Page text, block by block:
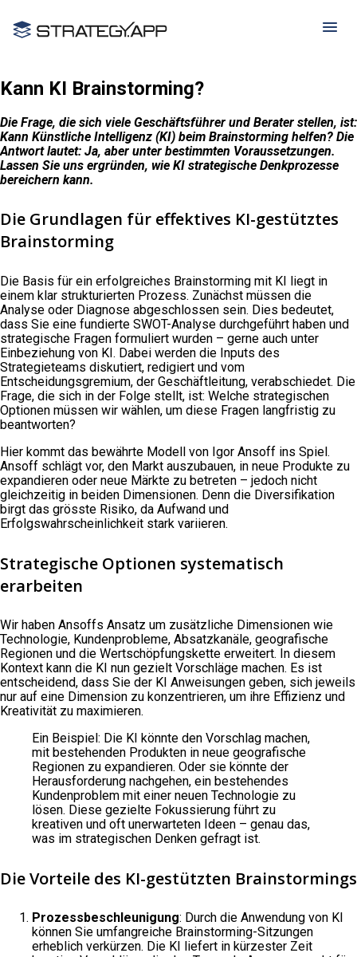
Kann KI Brainstorming?
Die Frage, die sich viele Geschäftsführer und Berater stellen, ist:
Kann Künstliche Intelligenz (KI) beim Brainstorming helfen? Die
Antwort lautet: Ja, aber unter bestimmten Voraussetzungen.
Lassen Sie uns ergründen, wie KI strategische Denkprozesse
bereichern kann.
Die Grundlagen für effektives KI-gestütztes
Brainstorming
Die Basis für ein erfolgreiches Brainstorming mit KI liegt in
einem klar strukturierten Prozess. Zunächst müssen die
Analyse oder Diagnose abgeschlossen sein. Dies bedeutet,
dass Sie eine fundierte SWOT-Analyse durchgeführt haben und
strategische Fragen formuliert wurden – gerne auch unter
Einbeziehung von KI. Dabei werden die Inputs des
Strategieteams diskutiert, redigiert und vom
Entscheidungsgremium, der Geschäftleitung, verabschiedet. Die
Frage, die sich in der Folge stellt, ist: Welche strategischen
Optionen müssen wir wählen, um diese Fragen langfristig zu
beantworten?
Hier kommt das bewährte Modell von Igor Ansoff ins Spiel.
Ansoff schlägt vor, den Markt auszubauen, in neue Produkte zu
expandieren oder neue Märkte zu betreten – jedoch nicht
gleichzeitig in beiden Dimensionen. Denn die Diversifikation
birgt das grösste Risiko, da Aufwand und
Erfolgswahrscheinlichkeit stark variieren.
Strategische Optionen systematisch
erarbeiten
Wir haben Ansoffs Ansatz um zusätzliche Dimensionen wie
Technologie, Kundenprobleme, Absatzkanäle, geografische
Regionen und die Wertschöpfungskette erweitert. In diesem
Kontext kann die KI nun gezielt Vorschläge machen. Es ist
entscheidend, dass Sie der KI Anweisungen geben, sich jeweils
nur auf eine Dimension zu konzentrieren, um ihre Effizienz und
Kreativität zu maximieren.
Ein Beispiel: Die KI könnte den Vorschlag machen,
mit bestehenden Produkten in neue geografische
Regionen zu expandieren. Oder sie könnte der
Herausforderung nachgehen, ein bestehendes
Kundenproblem mit einer neuen Technologie zu
lösen. Diese gezielte Fokussierung führt zu
kreativen und oft unerwarteten Ideen – genau das,
was im strategischen Denken gefragt ist.
Die Vorteile des KI-gestützten Brainstormings
Prozessbeschleunigung: Durch die Anwendung von KI
können Sie umfangreiche Brainstorming-Sitzungen
erheblich verkürzen. Die KI liefert in kürzester Zeit